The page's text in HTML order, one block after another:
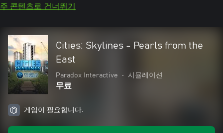
주 콘텐츠로 건너뛰기
Cities: Skylines - Pearls from the
East
Paradox Interactive • 시뮬레이션
무료
게임이 필요합니다.